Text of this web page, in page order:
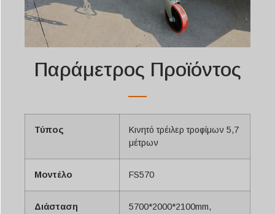
Παράμετρος Προϊόντος
Τύπος
Κινητό τρέιλερ τροφίμων 5,7
μέτρων
Μοντέλο FS570
Διάσταση
5700*2000*2100mm,